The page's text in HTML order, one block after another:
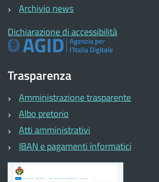
Archivio news
Dichiarazione di accessibilità
Trasparenza
Amministrazione trasparente
Albo pretorio
Atti amministrativi
IBAN e pagamenti informatici